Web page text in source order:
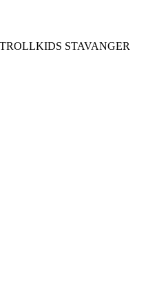
STAVANGER